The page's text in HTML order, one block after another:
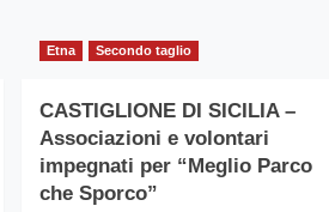
Etna Secondo taglio
CASTIGLIONE DI SICILIA –
Associazioni e volontari
impegnati per “Meglio Parco
che Sporco”